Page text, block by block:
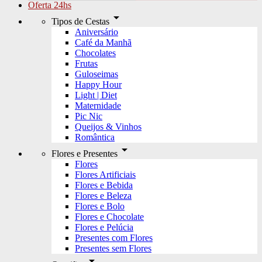
Oferta 24hs
Tipos de Cestas arrow_drop_down
Aniversário
Café da Manhã
Chocolates
Frutas
Guloseimas
Happy Hour
Light | Diet
Maternidade
Pic Nic
Queijos & Vinhos
Romântica
Flores e Presentes arrow_drop_down
Flores
Flores Artificiais
Flores e Bebida
Flores e Beleza
Flores e Bolo
Flores e Chocolate
Flores e Pelúcia
Presentes com Flores
Presentes sem Flores